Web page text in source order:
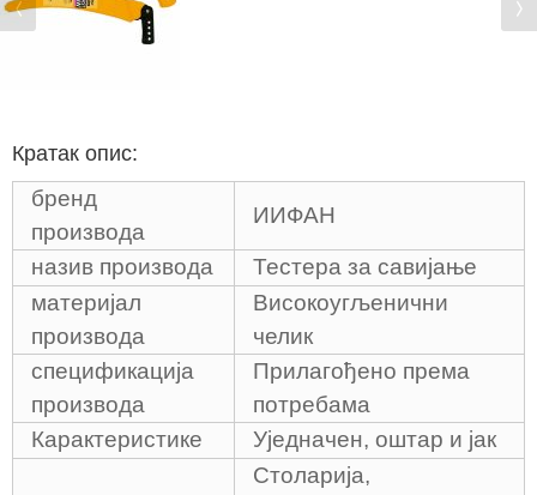
Кратак опис:
бренд
производа
ИИФАН
назив производа
Тестера за савијање
материјал
производа
Високоугљенични
челик
спецификација
производа
Прилагођено према
потребама
Карактеристике
Уједначен, оштар и јак
Столарија,